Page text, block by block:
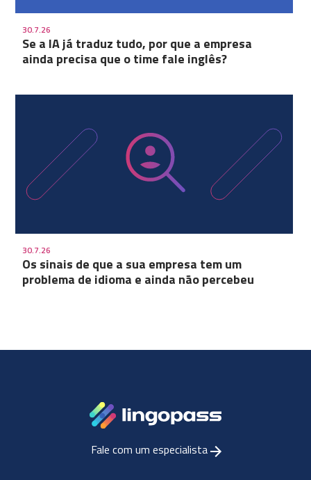
30.7.26
Se a IA já traduz tudo, por que a empresa
ainda precisa que o time fale inglês?
30.7.26
Os sinais de que a sua empresa tem um
problema de idioma e ainda não percebeu
Fale com um especialista